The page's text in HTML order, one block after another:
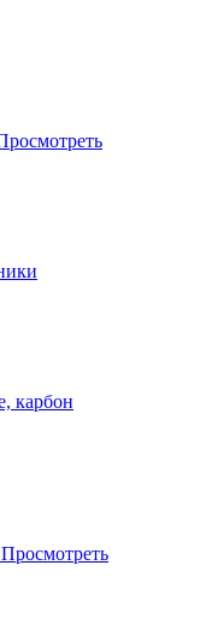
карбон
Просмотреть